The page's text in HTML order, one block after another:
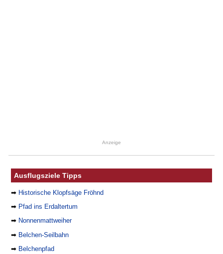
Anzeige
Ausflugsziele Tipps
➡ Historische Klopfsäge Fröhnd
➡ Pfad ins Erdaltertum
➡ Nonnenmattweiher
➡ Belchen-Seilbahn
➡ Belchenpfad